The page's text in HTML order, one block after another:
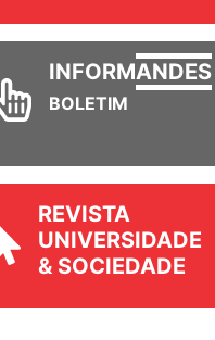
INFORMANDES
BOLETIM
REVISTA
UNIVERSIDADE
& SOCIEDADE